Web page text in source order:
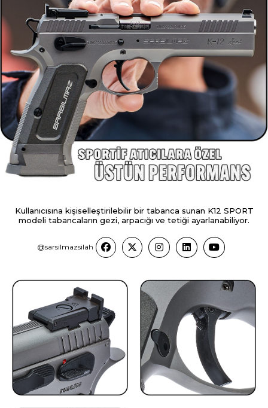
Kullanıcısına kişiselleştirilebilir bir tabanca sunan K12 SPORT
modeli tabancaların gezi, arpacığı ve tetiği ayarlanabiliyor.
@sarsilmazsilah